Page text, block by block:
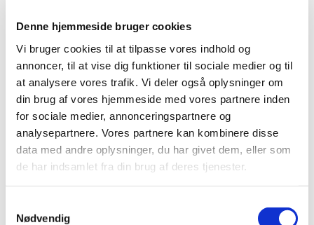
Denne hjemmeside bruger cookies
Vi bruger cookies til at tilpasse vores indhold og
annoncer, til at vise dig funktioner til sociale medier og til
at analysere vores trafik. Vi deler også oplysninger om
din brug af vores hjemmeside med vores partnere inden
for sociale medier, annonceringspartnere og
analysepartnere. Vores partnere kan kombinere disse
data med andre oplysninger, du har givet dem, eller som
de har indsamlet fra din brug af deres tjenester.
Nødvendig
2025 (158)
2024 (224)
2023 (195)
2022 (197)
2021 (516)
2020 (263)
2019 (159)
2018 (150)
2017 (167)